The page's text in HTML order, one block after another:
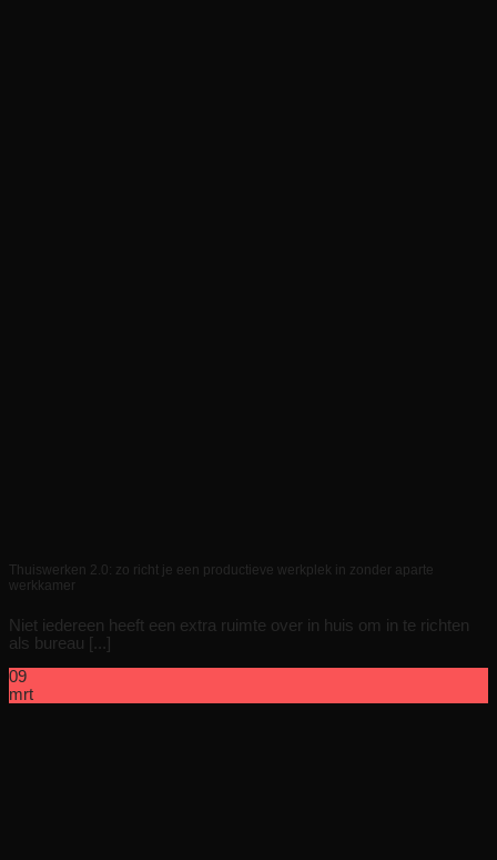
Thuiswerken 2.0: zo richt je een productieve werkplek in zonder aparte
werkkamer
Niet iedereen heeft een extra ruimte over in huis om in te richten
als bureau [...]
09
mrt